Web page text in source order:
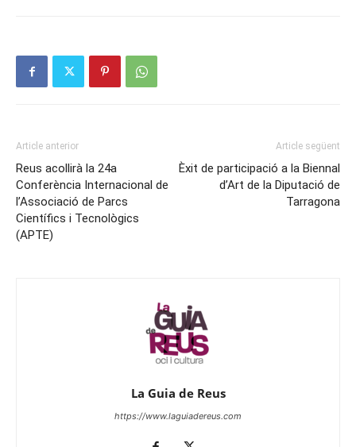
Article anterior
Reus acollirà la 24a
Conferència Internacional de
l’Associació de Parcs
Científics i Tecnològics
(APTE)
Article següent
Èxit de participació a la Biennal
d’Art de la Diputació de
Tarragona
La Guia de Reus
https://www.laguiadereus.com